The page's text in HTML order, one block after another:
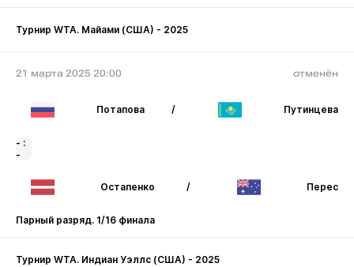
Турнир WTA. Майами (США) - 2025
21 марта 2025 20:00 отменён
Потапова / Путинцева
- :
-
Остапенко / Перес
Парный разряд. 1/16 финала
Турнир WTA. Индиан Уэллс (США) - 2025